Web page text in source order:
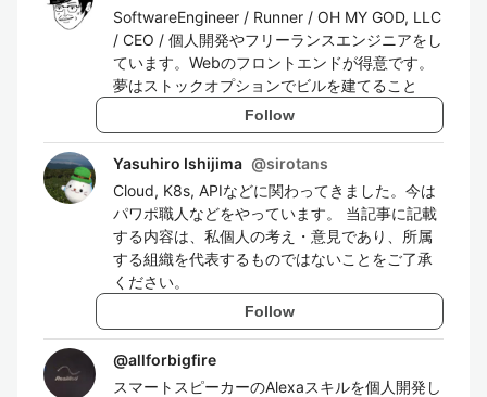
SoftwareEngineer / Runner / OH MY GOD, LLC
/ CEO / 個人開発やフリーランスエンジニアをし
ています。Webのフロントエンドが得意です。
夢はストックオプションでビルを建てること
Follow
Yasuhiro Ishijima @sirotans
Cloud, K8s, APIなどに関わってきました。今は
パワポ職人などをやっています。 当記事に記載
する内容は、私個人の考え・意見であり、所属
する組織を代表するものではないことをご了承
ください。
Follow
@allforbigfire
スマートスピーカーのAlexaスキルを個人開発し